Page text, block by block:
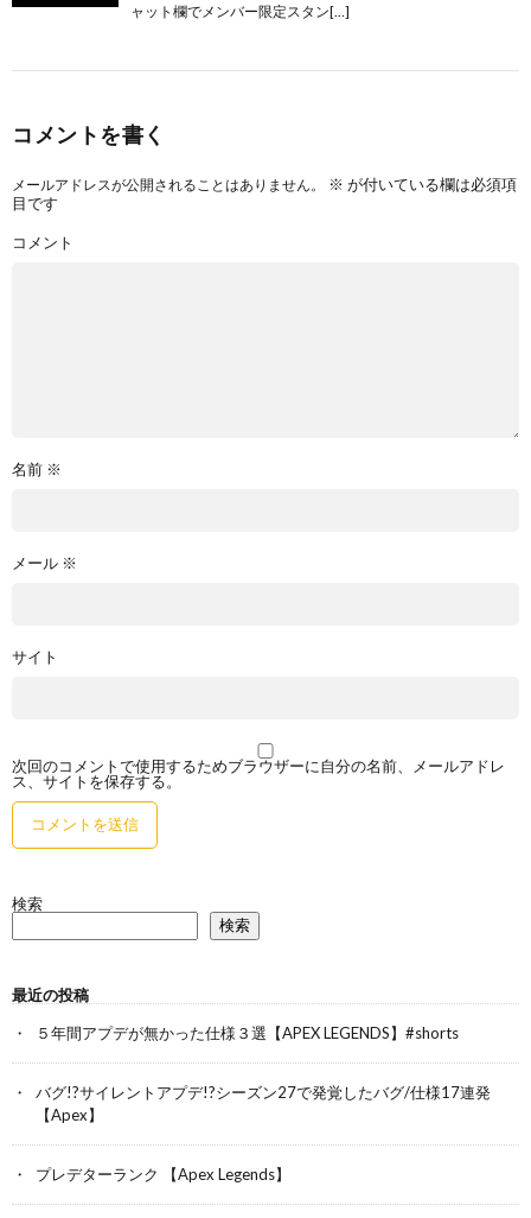
ャット欄でメンバー限定スタン[…]
コメントを書く
メールアドレスが公開されることはありません。 ※ が付いている欄は必須項
目です
コメント
名前 ※
メール ※
サイト
次回のコメントで使用するためブラウザーに自分の名前、メールアドレ
ス、サイトを保存する。
検索
検索
最近の投稿
５年間アプデが無かった仕様３選【APEX LEGENDS】#shorts
バグ!?サイレントアプデ!?シーズン27で発覚したバグ/仕様17連発
【Apex】
プレデターランク 【Apex Legends】